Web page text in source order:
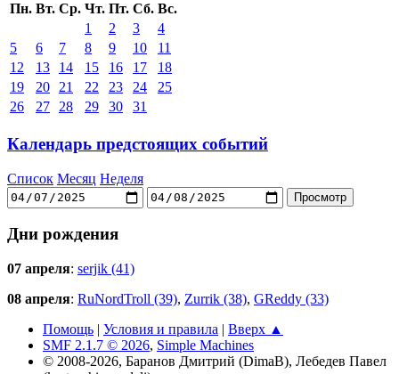
Пн. Вт. Ср. Чт. Пт. Сб. Вс.
1
2 3
4
5
6 7 8 9 10
11
12
13 14 15 16 17
18
19
20 21 22 23 24
25
26
27 28 29 30 31
Календарь предстоящих событий
Список Месяц Неделя
Дни рождения
07 апреля: serjik (41)
08 апреля: RuNordTroll (39), Zurrik (38), GReddy (33)
Помощь | Условия и правила | Вверх ▲
SMF 2.1.7 © 2026, Simple Machines
© 2008-2026, Баранов Дмитрий (DimaB), Лебедев Павел